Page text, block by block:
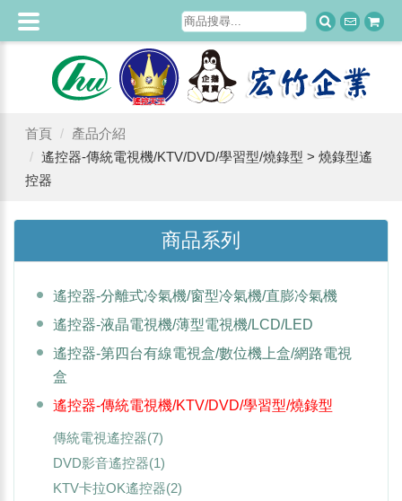
首頁
產品介紹
遙控器-傳統電視機/KTV/DVD/學習型/燒錄型 > 燒錄型遙
控器
商品系列
遙控器-分離式冷氣機/窗型冷氣機/直膨冷氣機
遙控器-液晶電視機/薄型電視機/LCD/LED
遙控器-第四台有線電視盒/數位機上盒/網路電視
盒
遙控器-傳統電視機/KTV/DVD/學習型/燒錄型
傳統電視遙控器(7)
DVD影音遙控器(1)
KTV卡拉OK遙控器(2)